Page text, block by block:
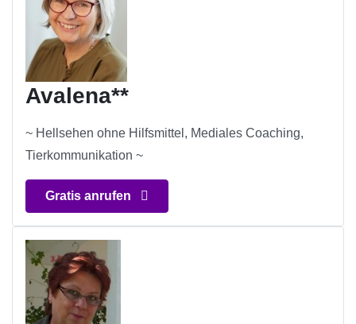
Avalena**
~ Hellsehen ohne Hilfsmittel, Mediales Coaching,
Tierkommunikation ~
Gratis anrufen